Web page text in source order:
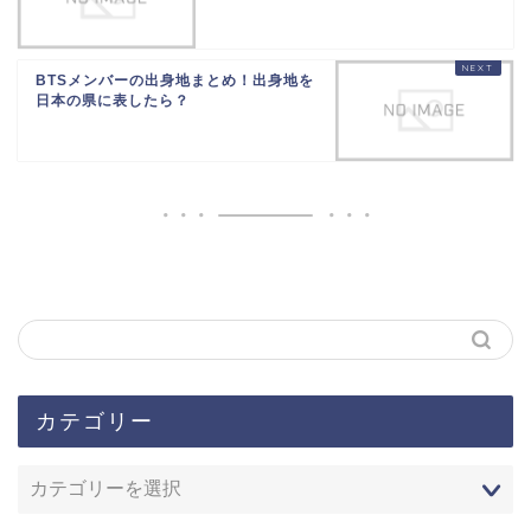
BTSメンバーの出身地まとめ！出身地を
日本の県に表したら？
カテゴリー